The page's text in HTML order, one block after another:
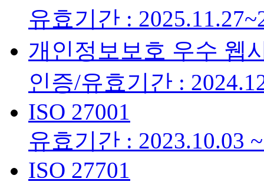
유효기간 :
개인정보보호 우수 웹
인증/유효기간 :
ISO 27001
유효기간 : 2023.10.03
ISO 27701